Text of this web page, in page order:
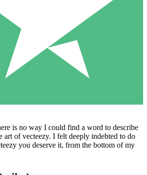
is no way I could find a word to describe
art of vecteezy. I felt deeply indebted to do
you deserve it, from the bottom of my